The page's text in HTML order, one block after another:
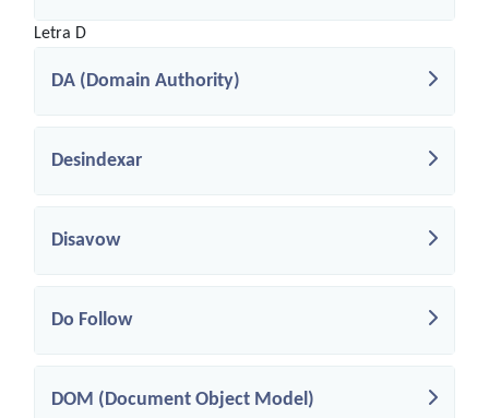
Letra D
DA (Domain Authority)
Desindexar
Disavow
Do Follow
DOM (Document Object Model)